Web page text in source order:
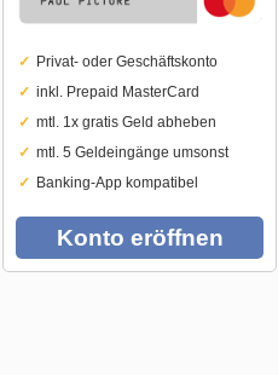
Privat- oder Geschäftskonto
inkl. Prepaid MasterCard
mtl. 1x gratis Geld abheben
mtl. 5 Geldeingänge umsonst
Banking-App kompatibel
Konto eröffnen